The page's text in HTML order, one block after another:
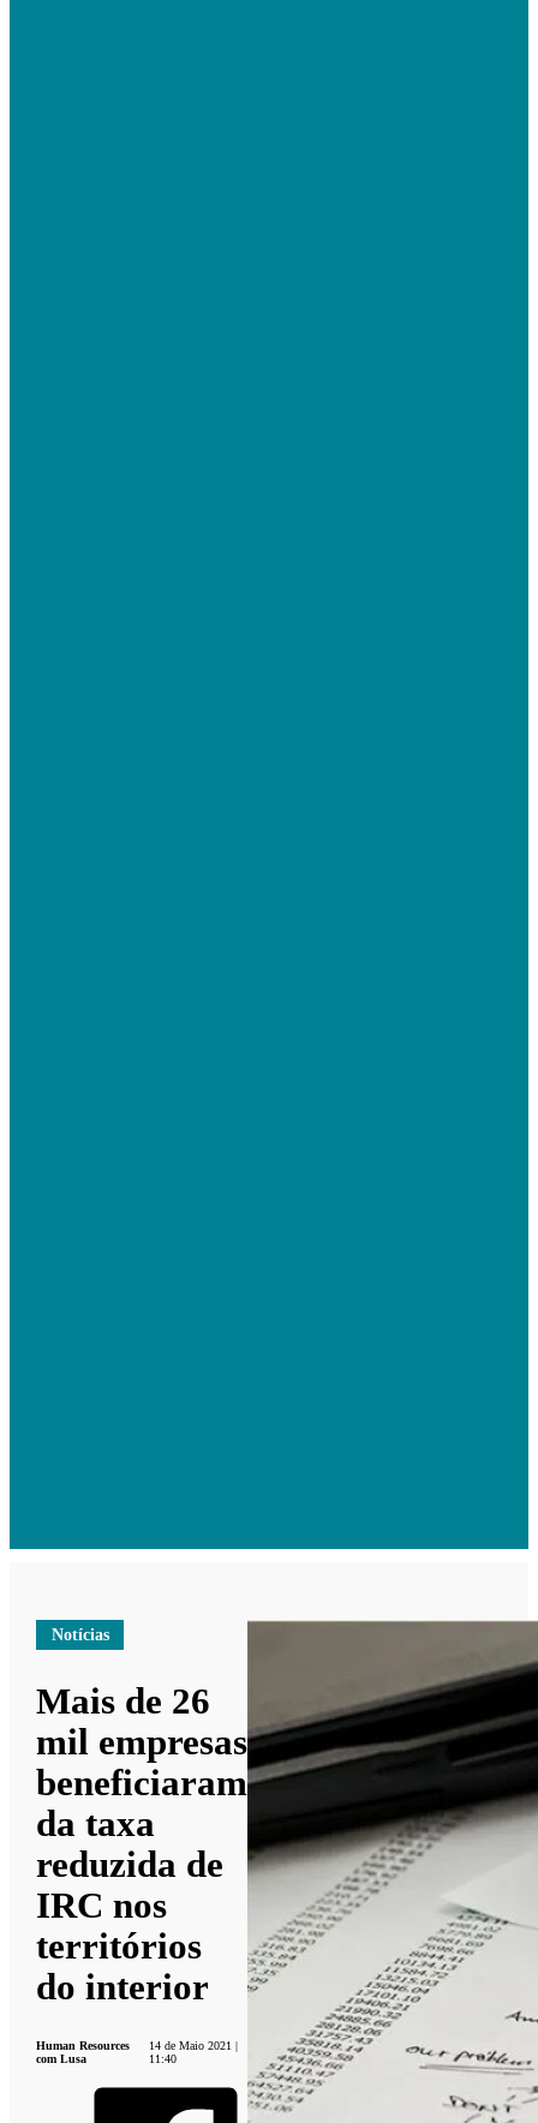
Notícias
Mais de 26
mil empresas
beneficiaram
da taxa
reduzida de
IRC nos
territórios
do interior
Human Resources
com Lusa
14 de Maio 2021 |
11:40